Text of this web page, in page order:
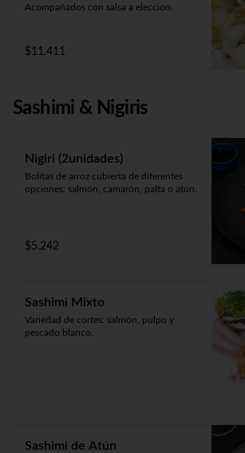
Acompañados con salsa a elección.
$11.411
Sashimi & Nigiris
Nigiri (2unidades)
Bolitas de arroz cubierta de diferentes
opciones: salmón, camarón, palta o atún.
$5.242
Sashimi Mixto
Variedad de cortes: salmón, pulpo y
pescado blanco.
Sashimi de Atún